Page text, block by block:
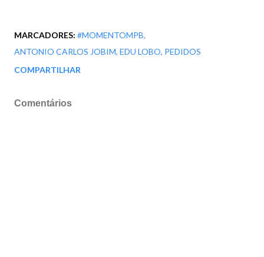
MARCADORES: #MOMENTOMPB
ANTONIO CARLOS JOBIM EDU LOBO PEDIDOS
COMPARTILHAR
Comentários